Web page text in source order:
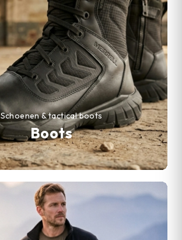
Boots
Schoenen & tactical boots